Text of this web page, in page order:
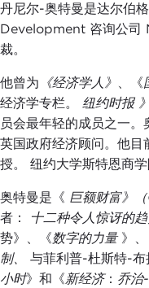
丹尼尔-奥特曼是达尔伯
Development 咨询公司
裁。
他曾为 《经济学人》 、《
经济学专栏。 纽约时报 》
员会最年轻的成员之一。
英国政府经济顾问。他目
授。 纽约大学斯特恩商学
奥特曼是《 巨额财富》
者：
十二种令人惊讶的
势》、《数字的力量 》
制、 与菲利普-杜斯特-布
小时》和《新经济： 乔治